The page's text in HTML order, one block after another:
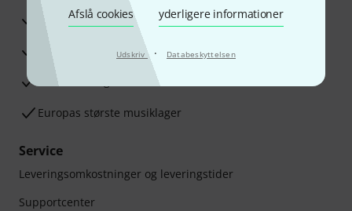
Afslå cookies yderligere informationer
Udskriv · Databeskyttelsen
Reparationsservice
Råd fra vores eksperter
Europas største musiklager
Service
Leveringsomkostninger og leveringstider
Supportcenter